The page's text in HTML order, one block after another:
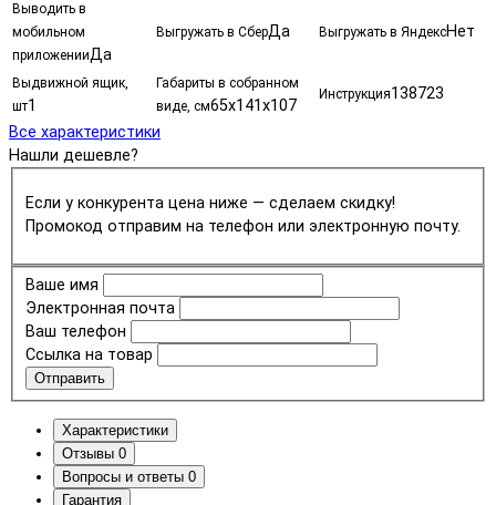
Выводить в
мобильном
приложенииДа
Выгружать в СберДа Выгружать в ЯндексНет
Выдвижной ящик,
шт1
Габариты в собранном
виде, см65х141х107
Инструкция138723
Все характеристики
Нашли дешевле?
Если у конкурента цена ниже — сделаем скидку!
Промокод отправим на телефон или электронную почту.
Ваше имя
Электронная почта
Ваш телефон
Ссылка на товар
Отправить
Характеристики
Отзывы 0
Вопросы и ответы 0
Гарантия